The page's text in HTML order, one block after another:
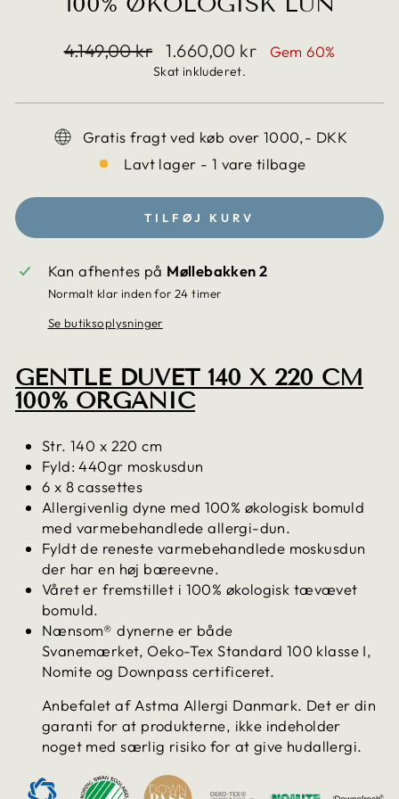
Translation
4.149,00 kr
Translation
missing:
1.660,00 kr Gem 60%
Skat inkluderet.
Gratis fragt ved køb over 1000,- DKK
Lavt lager - 1 vare tilbage
TILFØJ KURV
Kan afhentes på Møllebakken 2
Normalt klar inden for 24 timer
Se butiksoplysninger
GENTLE DUVET 140 X 220 CM
100% ORGANIC
Str.140 x 220 cm
Fyld: 440gr moskusdun
6 x 8 cassettes
Allergivenlig dyne med 100% økologisk bomuld
med varmebehandlede allergi-dun.
Fyldt de reneste varmebehandlede moskusdun
der har en høj bæreevne.
Våret er fremstillet i 100% økologisk tævævet
bomuld.
Nænsom® dynerne er både
Svanemærket, Oeko-Tex Standard 100 klasse I,
Nomite og Downpass certificeret.
Anbefalet af Astma Allergi Danmark. Det er din
garanti for at produkterne, ikke indeholder
noget med særlig risiko for at give hudallergi.